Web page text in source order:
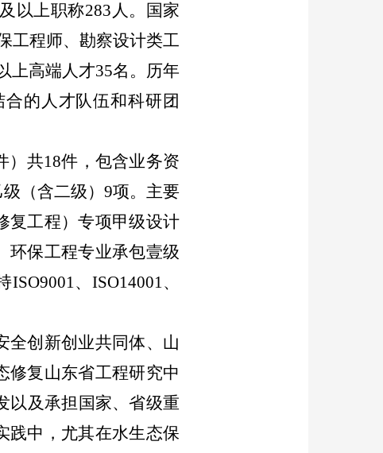
及 以上职称283 人。国家
工程师、勘察设计类工
上高端人才35名 。 历年
的人才队伍和科研团
）共18件，包含业务资
（含二级）9项。主要
复工程）专项甲级设计
环保工程专业承包壹级
ISO9001、 ISO14001、
全创新创业共同体、山
修复山东省工程研究中
以及承担国家、省级重
践中，尤其在水生态保